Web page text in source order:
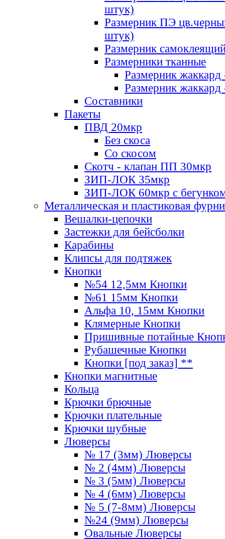
штук)
Размерник ПЭ
штук)
Размерник
Размерники тканные
Размерник
Размерник
Составники
Пакеты
ПВД 20мкр
Без скоса
Со скосом
Скотч - клапан ПП 30мкр
ЗИП-ЛОК 35мкр
ЗИП-ЛОК 60мкр с
Металлическая и пластиковая
Вешалки-цепочки
Застежки для бейсболки
Карабины
Клипсы для подтяжек
Кнопки
№54 12,5мм Кнопки
№61 15мм Кнопки
Альфа 10, 15мм Кнопки
Клямерные Кнопки
Пришивные потайные
Рубашечные Кнопки
Кнопки [под заказ] **
Кнопки магнитные
Кольца
Крючки брючные
Крючки плательные
Крючки шубные
Люверсы
№ 17 (3мм) Люверсы
№ 2 (4мм) Люверсы
№ 3 (5мм) Люверсы
№ 4 (6мм) Люверсы
№ 5 (7-8мм) Люверсы
№24 (9мм) Люверсы
Овальные Люверсы